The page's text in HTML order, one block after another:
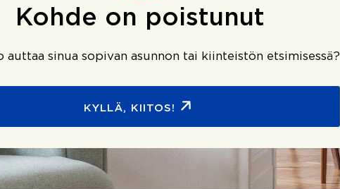
Kohde on poistunut
auttaa sinua sopivan asunnon tai kiinteistön etsimisessä?
KYLLÄ, KIITOS!